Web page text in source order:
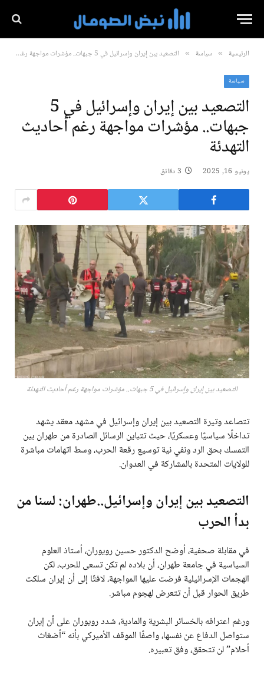
الرئيسية » سياسة » التصعيد بين إيران وإسرائيل في 5 جبهات.. مؤشرات مواجهة رغم أحاديث التهدئة
سياسة
التصعيد بين إيران وإسرائيل في 5
جبهات.. مؤشرات مواجهة رغم أحاديث
التهدئة
يونيو 16, 2025 3 دقائق
التصعيد بين إيران وإسرائيل في 5 جبهات.. مؤشرات مواجهة رغم أحاديث التهدئة
تتصاعد وتيرة التصعيد بين إيران وإسرائيل في مشهد معقد يشهد
تداخلًا سياسيًا وعسكريًا، حيث تتباين الرسائل الصادرة من طهران بين
التمسك بحق الرد ونفي نية توسيع رقعة الحرب، وسط اتهامات مباشرة
للولايات المتحدة بالمشاركة في العدوان.
التصعيد بين إيران وإسرائيل..طهران: لسنا من
بدأ الحرب
في مقابلة صحفية، أوضح الدكتور حسين رويوران، أستاذ العلوم
السياسية في جامعة طهران، أن بلاده لم تكن تسعى للحرب، لكن
الهجمات الإسرائيلية فرضت عليها المواجهة، لافتًا إلى أن إيران سلكت
طريق الحوار قبل أن تتعرض لهجوم مباشر.
ورغم اعترافه بالخسائر البشرية والمادية، شدد رويوران على أن إيران
ستواصل الدفاع عن نفسها، واصفًا الموقف الأميركي بأنه “أضغاث
أحلام” لن تتحقق، وفق تعبيره.